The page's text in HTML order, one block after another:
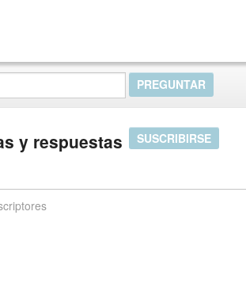
y respuestas SUSCRIBIRSE